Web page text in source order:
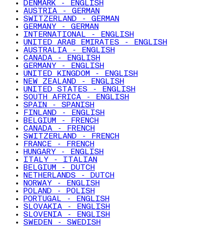
DENMARK - ENGLISH
AUSTRIA - GERMAN
SWITZERLAND - GERMAN
GERMANY - GERMAN
INTERNATIONAL - ENGLISH
UNITED ARAB EMIRATES - ENGLISH
AUSTRALIA - ENGLISH
CANADA - ENGLISH
GERMANY - ENGLISH
UNITED KINGDOM - ENGLISH
NEW ZEALAND - ENGLISH
UNITED STATES - ENGLISH
SOUTH AFRICA - ENGLISH
SPAIN - SPANISH
FINLAND - ENGLISH
BELGIUM - FRENCH
CANADA - FRENCH
SWITZERLAND - FRENCH
FRANCE - FRENCH
HUNGARY - ENGLISH
ITALY - ITALIAN
BELGIUM - DUTCH
NETHERLANDS - DUTCH
NORWAY - ENGLISH
POLAND - POLISH
PORTUGAL - ENGLISH
SLOVAKIA - ENGLISH
SLOVENIA - ENGLISH
SWEDEN - SWEDISH